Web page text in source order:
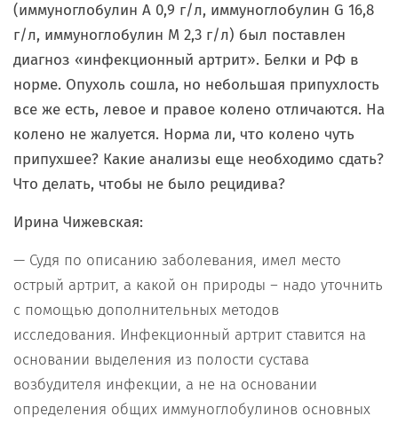
(иммуноглобулин А 0,9 г/л, иммуноглобулин G 16,8
г/л, иммуноглобулин М 2,3 г/л) был поставлен
диагноз «инфекционный артрит». Белки и РФ в
норме. Опухоль сошла, но небольшая припухлость
все же есть, левое и правое колено отличаются. На
колено не жалуется. Норма ли, что колено чуть
припухшее? Какие анализы еще необходимо сдать?
Что делать, чтобы не было рецидива?
Ирина Чижевская:
— Судя по описанию заболевания, имел место
острый артрит, а какой он природы – надо уточнить
с помощью дополнительных методов
исследования. Инфекционный артрит ставится на
основании выделения из полости сустава
возбудителя инфекции, а не на основании
определения общих иммуноглобулинов основных